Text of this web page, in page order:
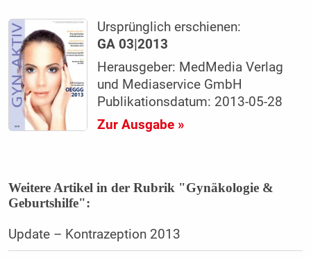
Ursprünglich erschienen:
GA 03|2013
Herausgeber: MedMedia Verlag
und Mediaservice GmbH
Publikationsdatum: 2013-05-28
Zur Ausgabe »
Weitere Artikel in der Rubrik "Gynäkologie &
Geburtshilfe":
Update – Kontrazeption 2013